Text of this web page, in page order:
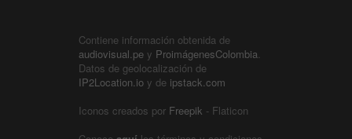
Contiene información obtenida de
audiovisual.pe y ProimágenesColombia.
Datos de geolocalización de
IP2Location.io y de ipstack.com
Iconos creados por Freepik - Flaticon